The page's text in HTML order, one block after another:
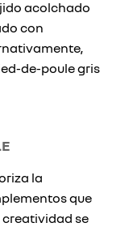
acolchado
con
de-poule gris
la
que
se